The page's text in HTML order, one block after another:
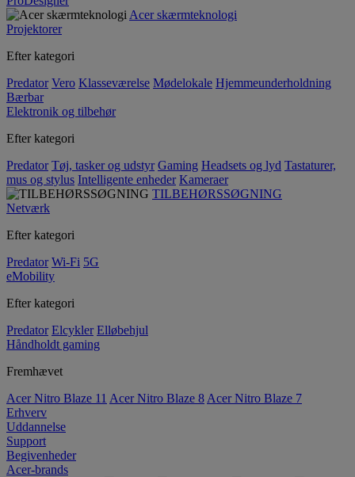
Acer skærmteknologi
Projektorer
Efter kategori
Predator Vero Klasseværelse Mødelokale Hjemmeunderholdning
Bærbar
Elektronik og tilbehør
Efter kategori
Predator Tøj, tasker og udstyr Gaming Headsets og lyd Tastaturer,
mus og stylus Intelligente enheder Kameraer
TILBEHØRSSØGNING
Netværk
Efter kategori
Predator Wi-Fi 5G
eMobility
Efter kategori
Predator Elcykler Elløbehjul
Håndholdt gaming
Fremhævet
Acer Nitro Blaze 11 Acer Nitro Blaze 8 Acer Nitro Blaze 7
Erhverv
Uddannelse
Support
Begivenheder
Acer-brands